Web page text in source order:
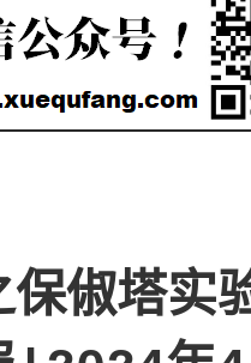
俶塔实